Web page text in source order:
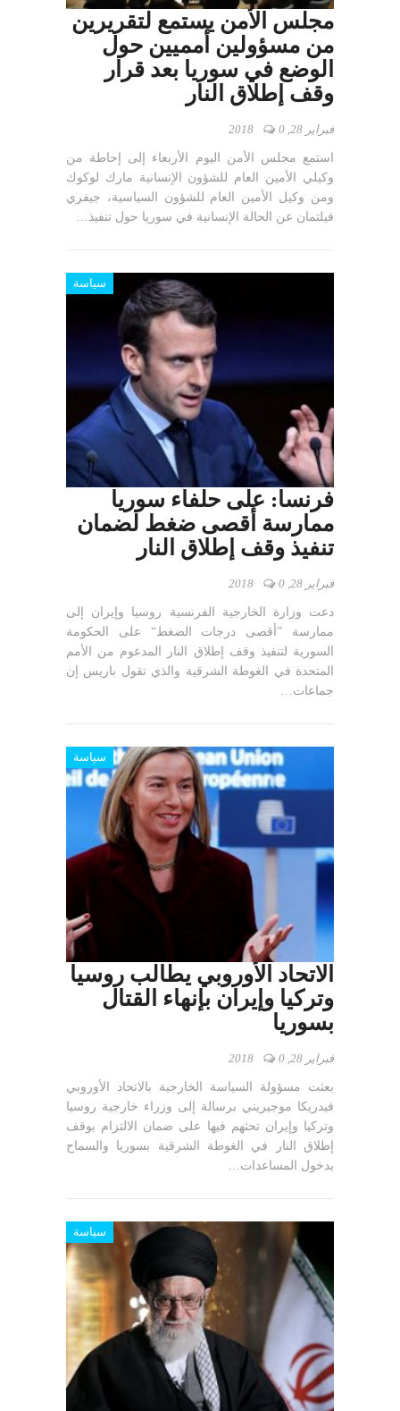
مجلس الأمن يستمع لتقريرين
من مسؤولين أمميين حول
الوضع في سوريا بعد قرار
وقف إطلاق النار
فبراير 28, 2018 0
استمع مجلس الأمن اليوم الأربعاء إلى إحاطة من
وكيلي الأمين العام للشؤون الإنسانية مارك لوكوك
ومن وكيل الأمين العام للشؤون السياسية، جيفري
فيلتمان عن الحالة الإنسانية في سوريا حول تنفيذ…
سياسة
فرنسا: على حلفاء سوريا
ممارسة أقصى ضغط لضمان
تنفيذ وقف إطلاق النار
فبراير 28, 2018 0
دعت وزارة الخارجية الفرنسية روسيا وإيران إلى
ممارسة ”أقصى درجات الضغط“ على الحكومة
السورية لتنفيذ وقف إطلاق النار المدعوم من الأمم
المتحدة في الغوطة الشرقية والذي تقول باريس إن
جماعات…
سياسة
الاتحاد الأوروبي يطالب روسيا
وتركيا وإيران بإنهاء القتال
بسوريا
فبراير 28, 2018 0
بعثت مسؤولة السياسة الخارجية بالاتحاد الأوروبي
فيدريكا موجيريني برسالة إلى وزراء خارجية روسيا
وتركيا وإيران تحثهم فيها على ضمان الالتزام بوقف
إطلاق النار في الغوطة الشرقية بسوريا والسماح
بدخول المساعدات…
سياسة